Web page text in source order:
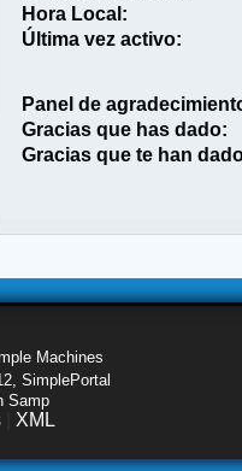
Hora Local:
Última vez activo:
Panel de
Gracias que has dado:
Gracias que te han
Machines
SimplePortal
Samp
XML